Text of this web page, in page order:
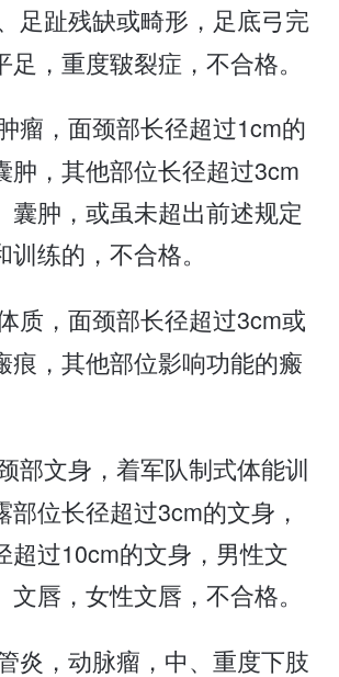
足趾残缺或畸形，足底弓完
，重度皲裂症，不合格。
瘤，面颈部长径超过1cm的
肿，其他部位长径超过3cm
囊肿，或虽未超出前述规定
练的，不合格。
质，面颈部长径超过3cm或
痕，其他部位影响功能的瘢
部文身，着军队制式体能训
部位长径超过3cm的文身，
超过10cm的文身，男性文
唇，女性文唇，不合格。
炎，动脉瘤，中、重度下肢